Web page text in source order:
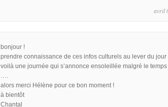
avril
bonjour !
prendre connaissance de ces infos culturels au lever du jour
voilà une journée qui s’annonce ensoleillée malgré le
….
alors merci Hélène pour ce bon moment !
à bientôt
Chantal